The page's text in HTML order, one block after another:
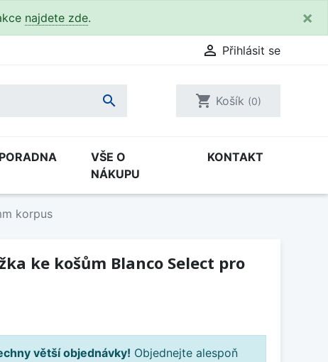
najdete zde. ×
 Přihlásit se
 shopping_cart Košík (0)
PORADNA
VŠE O
NÁKUPU
KONTAKT
korpus
ke košům Blanco Select pro
větší objednávky! Objednejte alespoň